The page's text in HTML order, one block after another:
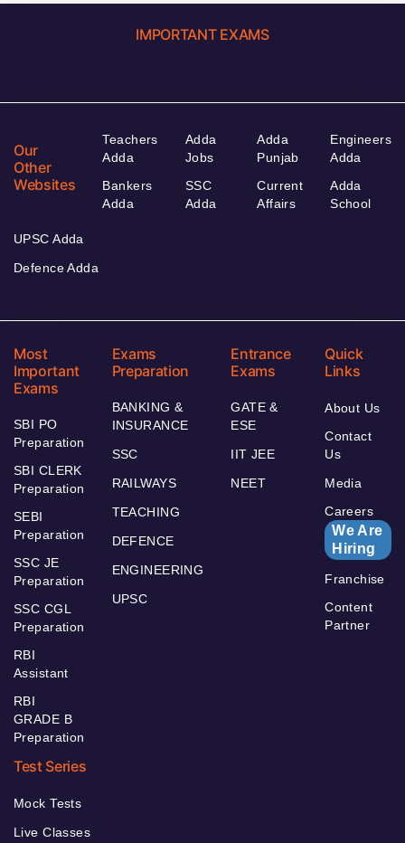
IMPORTANT EXAMS
Our
Other
Websites
Teachers
Adda
Bankers
Adda
Adda
Jobs
SSC
Adda
Adda
Punjab
Current
Affairs
Engineers
Adda
Adda
School
UPSC Adda
Defence Adda
Most
Important
Exams
SBI PO
Preparation
SBI CLERK
Preparation
SEBI
Preparation
SSC JE
Preparation
SSC CGL
Preparation
RBI
Assistant
RBI
GRADE B
Preparation
Exams
Preparation
BANKING &
INSURANCE
SSC
RAILWAYS
TEACHING
DEFENCE
ENGINEERING
UPSC
Entrance
Exams
GATE &
ESE
IIT JEE
NEET
Quick
Links
About Us
Contact
Us
Media
Careers
We Are
Hiring
Franchise
Content
Partner
Test Series
Mock Tests
Live Classes